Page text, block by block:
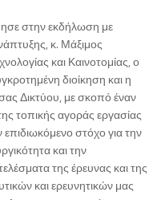
στην εκδήλωση με
κ. Μάξιμος
και Καινοτομίας, ο
διοίκηση και η
Δικτύου, με σκοπό έναν
τοπικής αγοράς εργασίας
επιδιωκόμενο στόχο για την
και την
της έρευνας και της
και ερευνητικών μας